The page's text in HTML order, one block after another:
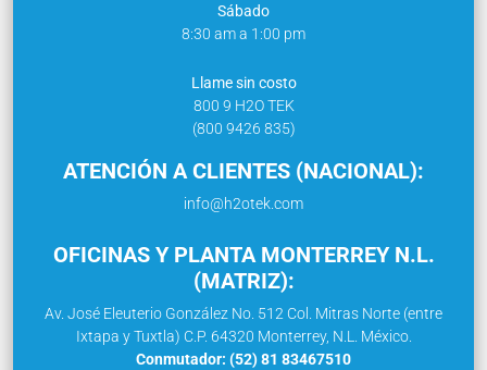
Sábado
8:30 am a 1:00 pm
Llame sin costo
800 9 H2O TEK
(800 9426 835)
ATENCIÓN A CLIENTES (NACIONAL):
info@h2otek.com
OFICINAS Y PLANTA MONTERREY N.L.
(MATRIZ):
Av. José Eleuterio González No. 512 Col. Mitras Norte (entre
Ixtapa y Tuxtla) C.P. 64320 Monterrey, N.L. México.
Conmutador: (52) 81 83467510